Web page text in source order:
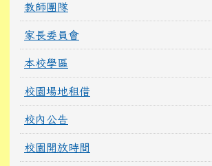
教師團隊
家長委員會
本校學區
校園場地租借
校內公告
校園開放時間